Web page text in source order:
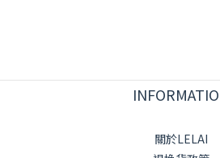
關於LELAI